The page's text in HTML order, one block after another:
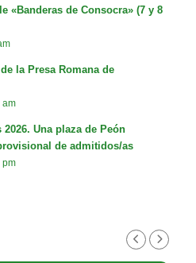
«Banderas de Consocra» (7 y 8
la Presa Romana de
am
Una plaza de Peón
de admitidos/as
pm